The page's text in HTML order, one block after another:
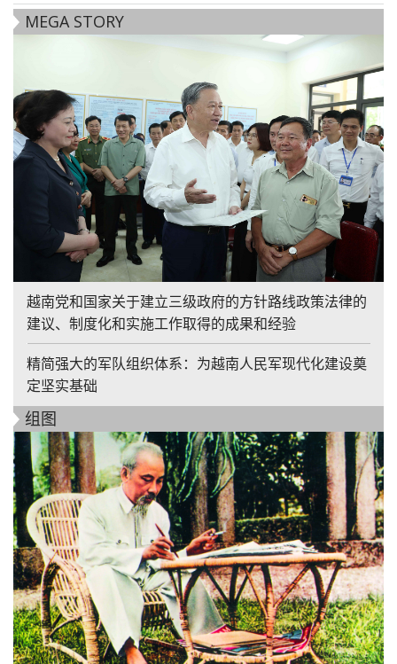
MEGA STORY
越南党和国家关于建立三级政府的方针路线政策法律的
建议、制度化和实施工作取得的成果和经验
精简强大的军队组织体系：为越南人民军现代化建设奠
定坚实基础
组图